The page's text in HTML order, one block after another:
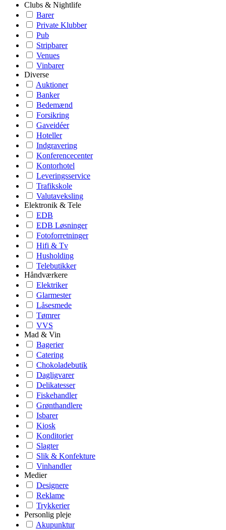
Clubs & Nightlife
Barer
Private Klubber
Pub
Stripbarer
Venues
Vinbarer
Diverse
Auktioner
Banker
Bedemænd
Forsikring
Gaveidéer
Hoteller
Indgravering
Konferencecenter
Kontorhotel
Leveringsservice
Trafikskole
Valutaveksling
Elektronik & Tele
EDB
EDB Løsninger
Fotoforretninger
Hifi & Tv
Husholding
Telebutikker
Håndværkere
Elektriker
Glarmester
Låsesmede
Tømrer
VVS
Mad & Vin
Bagerier
Catering
Chokoladebutik
Dagligvarer
Delikatesser
Fiskehandler
Grønthandlere
Isbarer
Kiosk
Konditorier
Slagter
Slik & Konfekture
Vinhandler
Medier
Designere
Reklame
Trykkerier
Personlig pleje
Akupunktur